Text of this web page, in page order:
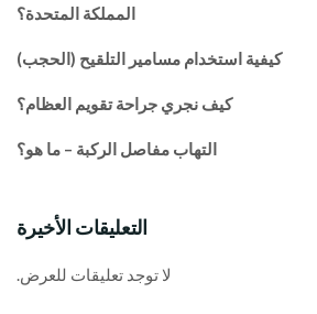
المملكة المتحدة؟
كيفية استخدام مسامير التلقيح (الحجب)
كيف نجري جراحة تقويم العظام؟
التهاب مفاصل الركبة – ما هو؟
التعليقات الأخيرة
لا توجد تعليقات للعرض.